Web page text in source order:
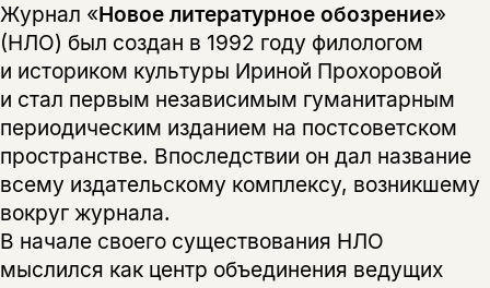
Журнал «Новое литературное обозрение»
(НЛО) был создан в 1992 году филологом
и историком культуры Ириной Прохоровой
и стал первым независимым гуманитарным
периодическим изданием на постсоветском
пространстве. Впоследствии он дал название
всему издательскому комплексу, возникшему
вокруг журнала.
В начале своего существования НЛО
мыслился как центр объединения ведущих